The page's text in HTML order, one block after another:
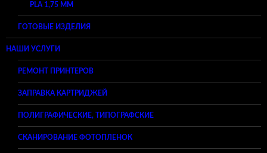
PLA 1,75 ММ
ГОТОВЫЕ ИЗДЕЛИЯ
НАШИ УСЛУГИ
РЕМОНТ ПРИНТЕРОВ
ЗАПРАВКА КАРТРИДЖЕЙ
ПОЛИГРАФИЧЕСКИЕ, ТИПОГРАФСКИЕ
СКАНИРОВАНИЕ ФОТОПЛЕНОК